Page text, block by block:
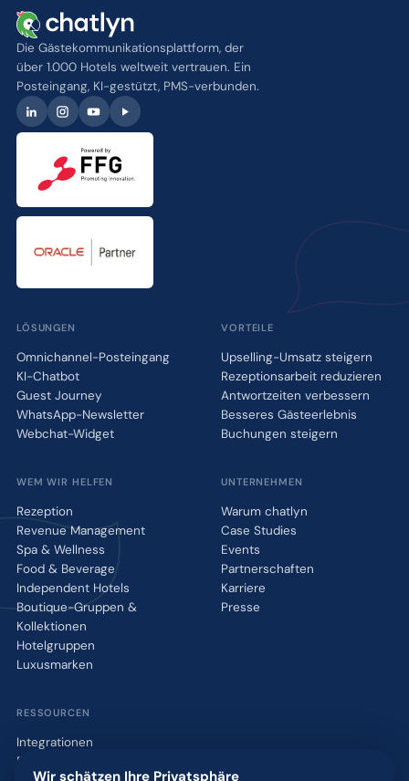
Die Gästekommunikationsplattform, der
über 1.000 Hotels weltweit vertrauen. Ein
Posteingang, KI-gestützt, PMS-verbunden.
LÖSUNGEN
Omnichannel-Posteingang
KI-Chatbot
Guest Journey
WhatsApp-Newsletter
Webchat-Widget
VORTEILE
Upselling-Umsatz steigern
Rezeptionsarbeit reduzieren
Antwortzeiten verbessern
Besseres Gästeerlebnis
Buchungen steigern
WEM WIR HELFEN
Rezeption
Revenue Management
Spa & Wellness
Food & Beverage
Independent Hotels
Boutique-Gruppen &
Kollektionen
Hotelgruppen
Luxusmarken
UNTERNEHMEN
Warum chatlyn
Case Studies
Events
Partnerschaften
Karriere
Presse
RESSOURCEN
Integrationen
Blog
Wir schätzen Ihre Privatsphäre